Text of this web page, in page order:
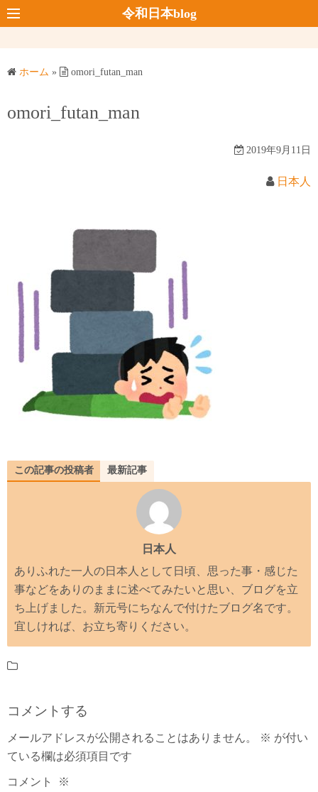
コ
ン
ス
令和日本blog
ホーム » omori_futan_man
omori_futan_man
2019年9月11日
日本人
この記事の投稿者 最新記事
日本人
ありふれた一人の日本人として日頃、思った事・感じた
事などをありのままに述べてみたいと思い、ブログを立
ち上げました。新元号にちなんで付けたブログ名です。
宜しければ、お立ち寄りください。
コメントする
メールアドレスが公開されることはありません。 ※ が付い
ている欄は必須項目です
コメント ※